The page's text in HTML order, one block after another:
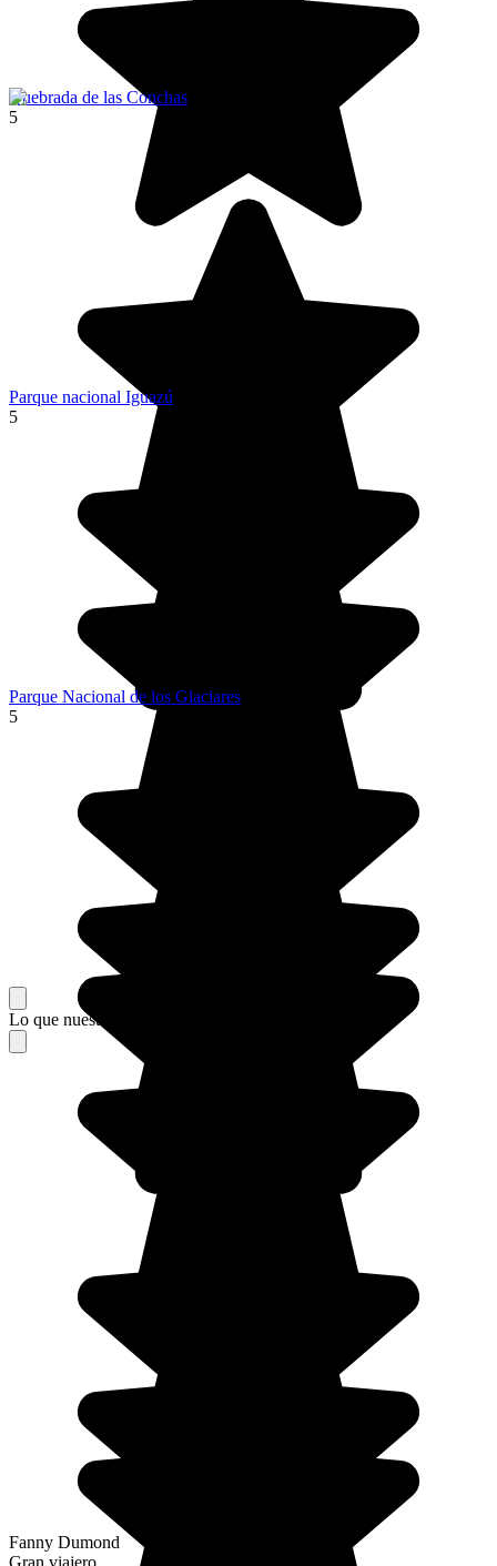
Quebrada de las Conchas
5
Parque nacional Iguazú
5
Parque Nacional de los Glaciares
5
Lo que nuestros viajeros piensan de su estancia
Fanny Dumond
Gran viajero